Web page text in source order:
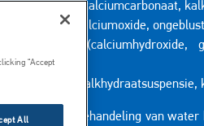
LSW (calciumcarbonaat,
QW (calciumoxide,
SW (calciumhydroxide,
MW (kalkhydraatsuspensie,
voor de behandeling van
“Accept
All